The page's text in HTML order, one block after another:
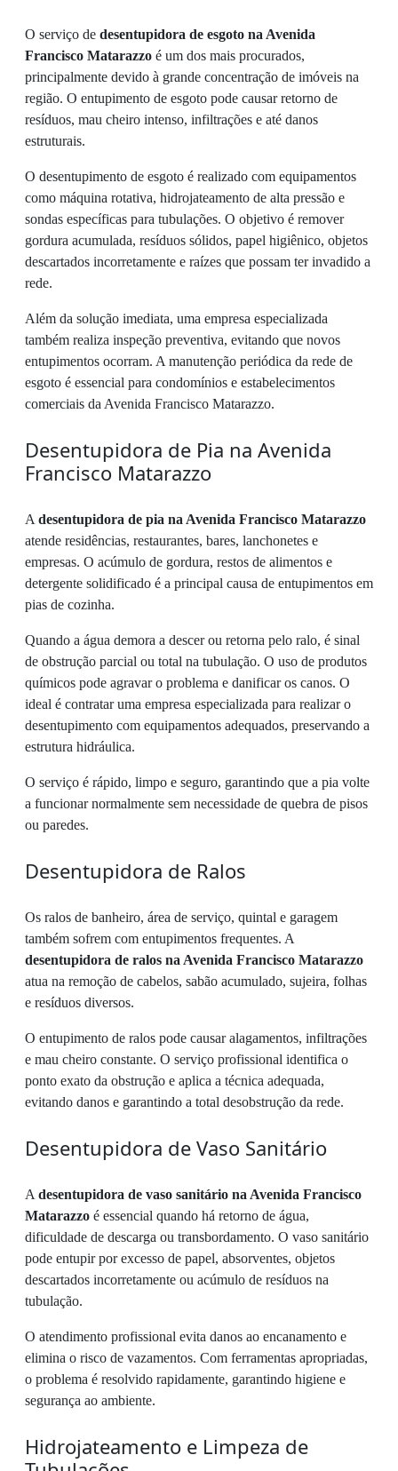
O serviço de desentupidora de esgoto na Avenida
Francisco Matarazzo é um dos mais procurados,
principalmente devido à grande concentração de imóveis na
região. O entupimento de esgoto pode causar retorno de
resíduos, mau cheiro intenso, infiltrações e até danos
estruturais.
O desentupimento de esgoto é realizado com equipamentos
como máquina rotativa, hidrojateamento de alta pressão e
sondas específicas para tubulações. O objetivo é remover
gordura acumulada, resíduos sólidos, papel higiênico, objetos
descartados incorretamente e raízes que possam ter invadido a
rede.
Além da solução imediata, uma empresa especializada
também realiza inspeção preventiva, evitando que novos
entupimentos ocorram. A manutenção periódica da rede de
esgoto é essencial para condomínios e estabelecimentos
comerciais da Avenida Francisco Matarazzo.
Desentupidora de Pia na Avenida
Francisco Matarazzo
A desentupidora de pia na Avenida Francisco Matarazzo
atende residências, restaurantes, bares, lanchonetes e
empresas. O acúmulo de gordura, restos de alimentos e
detergente solidificado é a principal causa de entupimentos em
pias de cozinha.
Quando a água demora a descer ou retorna pelo ralo, é sinal
de obstrução parcial ou total na tubulação. O uso de produtos
químicos pode agravar o problema e danificar os canos. O
ideal é contratar uma empresa especializada para realizar o
desentupimento com equipamentos adequados, preservando a
estrutura hidráulica.
O serviço é rápido, limpo e seguro, garantindo que a pia volte
a funcionar normalmente sem necessidade de quebra de pisos
ou paredes.
Desentupidora de Ralos
Os ralos de banheiro, área de serviço, quintal e garagem
também sofrem com entupimentos frequentes. A
desentupidora de ralos na Avenida Francisco Matarazzo
atua na remoção de cabelos, sabão acumulado, sujeira, folhas
e resíduos diversos.
O entupimento de ralos pode causar alagamentos, infiltrações
e mau cheiro constante. O serviço profissional identifica o
ponto exato da obstrução e aplica a técnica adequada,
evitando danos e garantindo a total desobstrução da rede.
Desentupidora de Vaso Sanitário
A desentupidora de vaso sanitário na Avenida Francisco
Matarazzo é essencial quando há retorno de água,
dificuldade de descarga ou transbordamento. O vaso sanitário
pode entupir por excesso de papel, absorventes, objetos
descartados incorretamente ou acúmulo de resíduos na
tubulação.
O atendimento profissional evita danos ao encanamento e
elimina o risco de vazamentos. Com ferramentas apropriadas,
o problema é resolvido rapidamente, garantindo higiene e
segurança ao ambiente.
Hidrojateamento e Limpeza de